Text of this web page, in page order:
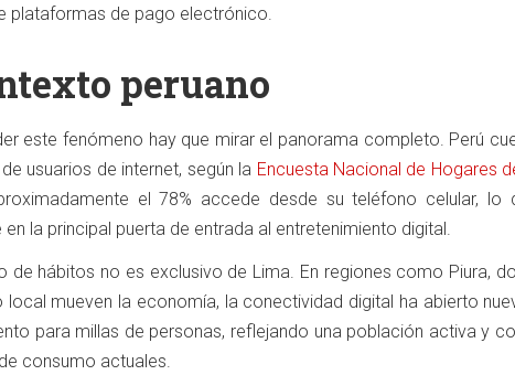
plataformas de pago electrónico.
peruano
este fenómeno hay que mirar el panorama completo. Perú
usuarios de internet, según la Encuesta Nacional de Hogares
el 78% accede desde su teléfono celular, lo
la principal puerta de entrada al entretenimiento digital.
de hábitos no es exclusivo de Lima. En regiones como Piura,
local mueven la economía, la conectividad digital ha abierto
para millas de personas, reflejando una población activa y
consumo actuales.